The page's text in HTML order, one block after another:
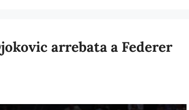
arrebata a Federer